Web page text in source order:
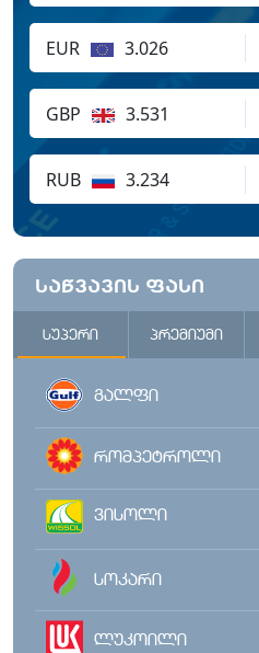
EUR 3.026
GBP 3.531
RUB 3.234
საწვავის ფასი
სუპერი პრემიუმი
გალფი
რომპეტროლი
ვისოლი
სოკარი
ლუკოილი